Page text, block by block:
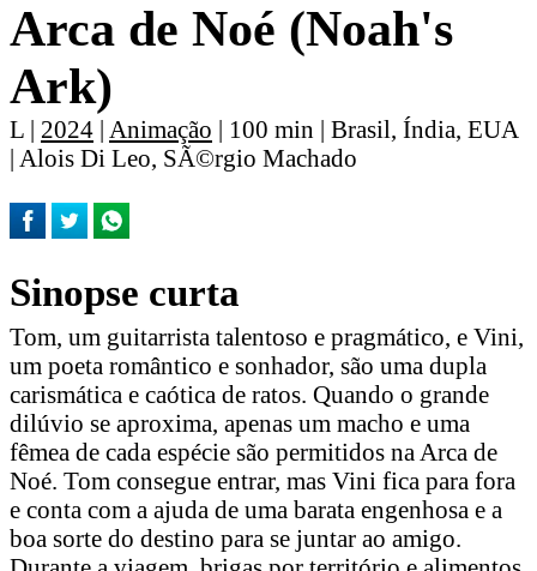
Arca de Noé (Noah's
Ark)
L | 2024 | Animação | 100 min | Brasil, Índia, EUA
| Alois Di Leo, SÃ©rgio Machado
Sinopse curta
Tom, um guitarrista talentoso e pragmático, e Vini,
um poeta romântico e sonhador, são uma dupla
carismática e caótica de ratos. Quando o grande
dilúvio se aproxima, apenas um macho e uma
fêmea de cada espécie são permitidos na Arca de
Noé. Tom consegue entrar, mas Vini fica para fora
e conta com a ajuda de uma barata engenhosa e a
boa sorte do destino para se juntar ao amigo.